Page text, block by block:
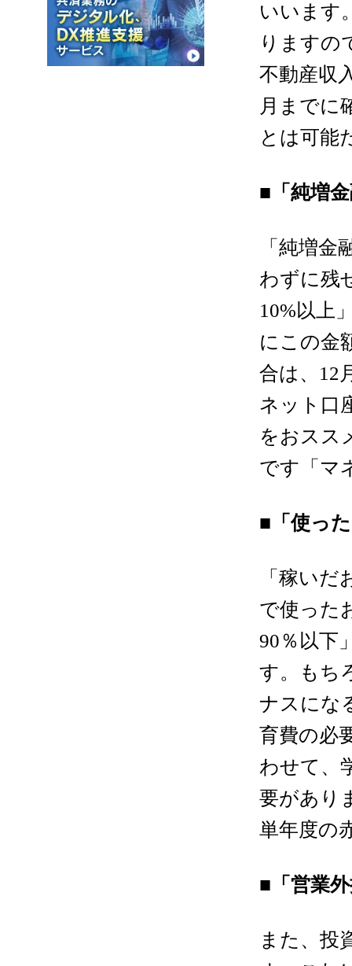
いいます
りますの
不動産収
月までに
とは可能
■「純増
「純増
わずに残
10%以上
にこの金
合は、 12
ネット口
をおスス
です「マ
■「使っ
「稼い
で使った
90％以下
す。もち
ナスにな
育費の必
わせて、
要があり
単年度の
■「営業
また、投